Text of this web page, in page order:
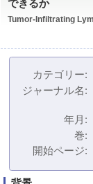
できるか
Tumor-Infiltrating
カテゴリー
ジャーナル名
年月
巻
開始ページ